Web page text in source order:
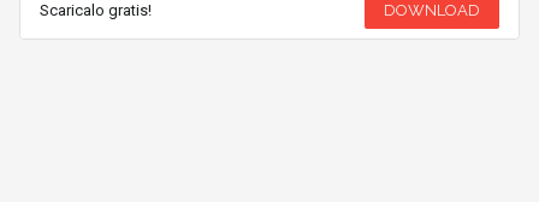
Scaricalo gratis! DOWNLOAD